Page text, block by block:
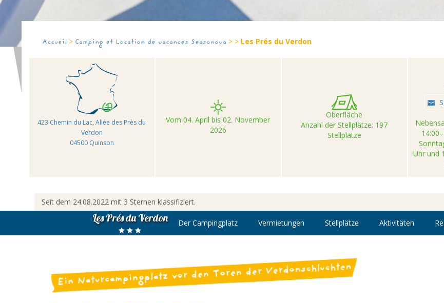
Accueil> Camping et Location de vacances Seasonova > > Les Prés du Verdon
423 Chemin du Lac, Allée des Près du
Verdon
04500 Quinson
Vom 04. April bis 02. November
2026
Oberfläche
Anzahl der Stellplätze: 197
Stellplätze
Uhr und
Seit dem 24.08.2022 mit 3 Sternen klassifiziert.
Les Prés du Verdon Der Campingplatz Vermietungen Stellplätze Aktivitäten
Ein Naturcampingplatz vor den Toren der Verdonschluchten